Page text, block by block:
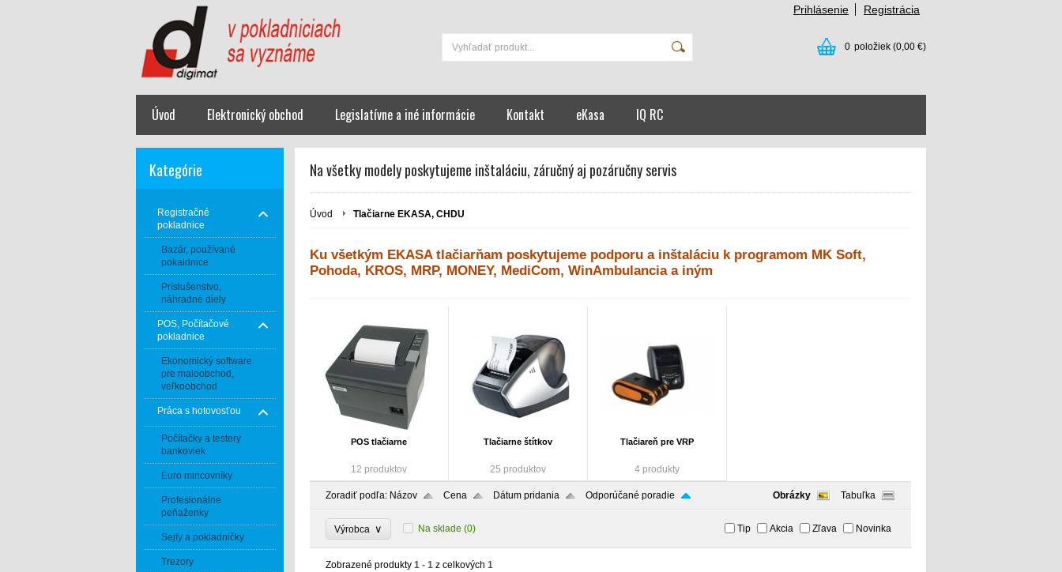
Prihlásenie Registrácia
0 položiek (0,00 €)
Úvod Elektronický obchod Legislatívne a iné informácie Kontakt eKasa IQ RC
Kategórie
Registračné
pokladnice
Bazár, používané
pokaldnice
Príslušenstvo,
náhradné diely
POS, Počítačové
pokladnice
Ekonomický software
pre maloobchod,
veľkoobchod
Práca s hotovosťou
Počítačky a testery
bankoviek
Euro mincovníky
Profesionálne
peňaženky
Sejfy a pokladničky
Trezory
Na všetky modely poskytujeme inštaláciu, záručný aj pozáručny servis
Úvod Tlačiarne EKASA, CHDU
Ku všetkým EKASA tlačiarňam poskytujeme podporu a inštaláciu k programom MK Soft,
Pohoda, KROS, MRP, MONEY, MediCom, WinAmbulancia a iným
POS tlačiarne
12 produktov
Tlačiarne štítkov
25 produktov
Tlačiareň pre VRP
4 produkty
Zoradiť podľa: Názov Cena Dátum pridania Odporúčané poradie Obrázky Tabuľka
Výrobca ∨ Na sklade (0) Tip Akcia Zľava Novinka
Zobrazené produkty 1 - 1 z celkových 1